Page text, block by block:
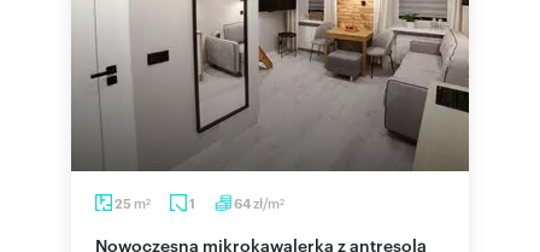
25 m2 1 64zł/m2
Nowoczesna mikrokawalerka z antresolą